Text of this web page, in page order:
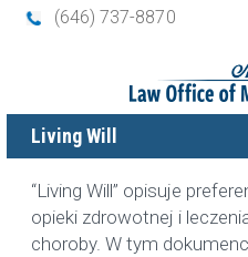
(646) 737-8870
Living Will
“Living Will” opisuje
opieki zdrowotnej i
choroby. W tym